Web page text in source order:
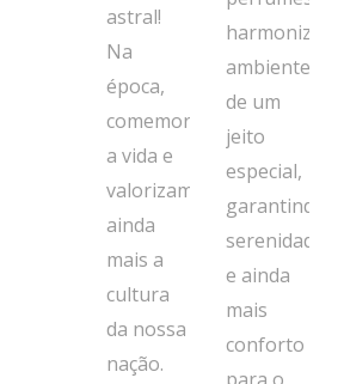
astral!
Na
época,
comemoramos
a vida e
valorizamos
ainda
mais a
cultura
da nossa
nação.
harmonizam
ambientes
de um
jeito
especial,
garantindo
serenidade
e ainda
mais
conforto